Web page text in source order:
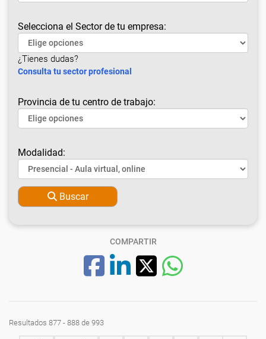
Selecciona el Sector de tu empresa:
¿Tienes dudas?
Consulta tu sector profesional
Provincia de tu centro de trabajo:
Modalidad:
Buscar
COMPARTIR
Resultados 877 - 888 de 993